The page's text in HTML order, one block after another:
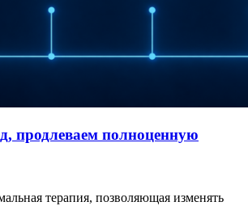
продлеваем полноценную
терапия, позволяющая изменять